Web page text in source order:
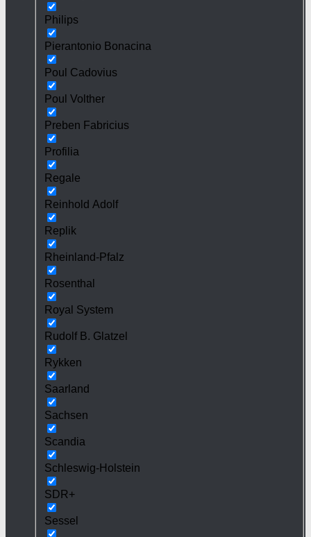
Philips
Pierantonio Bonacina
Poul Cadovius
Poul Volther
Preben Fabricius
Profilia
Regale
Reinhold Adolf
Replik
Rheinland-Pfalz
Rosenthal
Royal System
Rudolf B. Glatzel
Rykken
Saarland
Sachsen
Scandia
Schleswig-Holstein
SDR+
Sessel